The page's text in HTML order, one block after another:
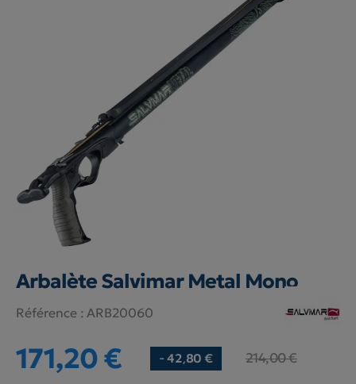
Arbalète Salvimar Metal Mono
Référence : ARB20060
171,20 € - 42,80 € 214,00 €